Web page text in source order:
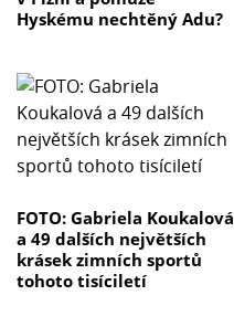
Hyskému nechtěný Adu?
FOTO: Gabriela Koukalová
a 49 dalších největších
krásek zimních sportů
tohoto tisíciletí